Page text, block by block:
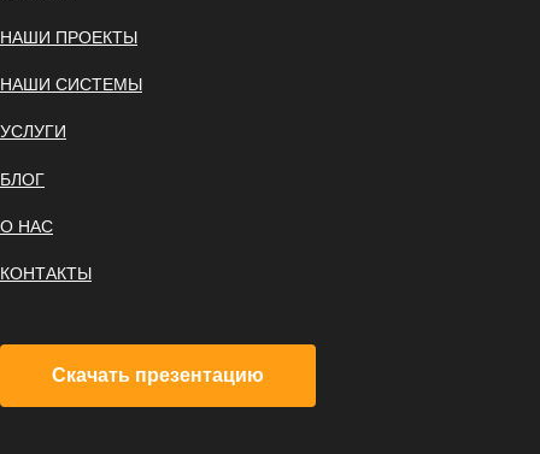
НАШИ ПРОЕКТЫ
НАШИ СИСТЕМЫ
УСЛУГИ
БЛОГ
О НАС
КОНТАКТЫ
Скачать презентацию